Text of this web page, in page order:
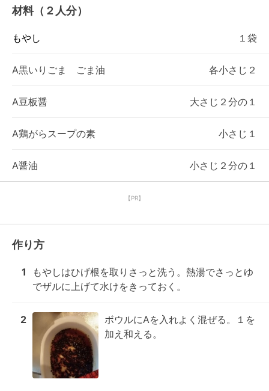
材料（２人分）
もやし １袋
A黒いりごま ごま油 各小さじ２
A豆板醤 大さじ２分の１
A鶏がらスープの素 小さじ１
A醤油 小さじ２分の１
【PR】
作り方
1
もやしはひげ根を取りさっと洗う。熱湯でさっとゆ
でザルに上げて水けをきっておく。
2
ボウルにAを入れよく混ぜる。１を
加え和える。